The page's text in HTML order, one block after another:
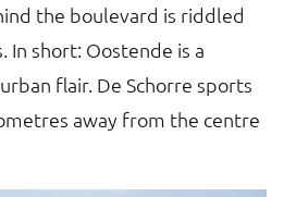
the boulevard is riddled
short: Oostende is a
flair. De Schorre sports
away from the centre